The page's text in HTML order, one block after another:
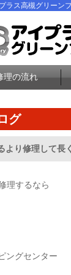
ラス高槻グリーン
理の流れ
グ
より修理して長
理するなら
ングセンター